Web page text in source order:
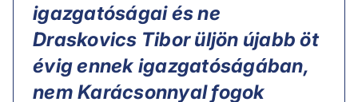
igazgatóságai és ne
Draskovics Tibor üljön újabb öt
évig ennek igazgatóságában,
nem Karácsonnyal fogok